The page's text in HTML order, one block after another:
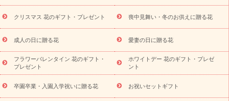
盆・初盆）
その他 お祝い返し お見舞い
お取り寄せギフト
ビジネス用
ご自宅用 観葉植物 ミディ胡蝶蘭
プリザーブ
ドフラワー
スタイルから探す アレンジメント 花束
スタ
ンド花
お祝い お供え・お悔やみ 胡蝶蘭 胡蝶蘭・花鉢
ディ胡蝶蘭・お祝い
ミディ胡蝶蘭・お供え
世界初の青色胡蝶蘭
観葉植物
観葉植物 産直多肉植物
プリザーブドフラワー
お祝い
お供え・お悔やみ 花とセットギフト
セミオーダー
プチギフト（hanamore -ハナモア-）
花とみどりのeギフト
キューピットのeGfit
カラー ピンク イエローオレンジ
レッ
クリスマス 花のギフト・プレゼント 喪中見舞い・冬のお供えに贈る花
成人の日に贈る花 愛妻の日に贈る花
フラワーバレンタイン 花のギフト・
プレゼント
ホワイトデー 花のギフト・プレゼ
ント
卒園卒業・入園入学祝いに贈る花 お祝いセットギフト